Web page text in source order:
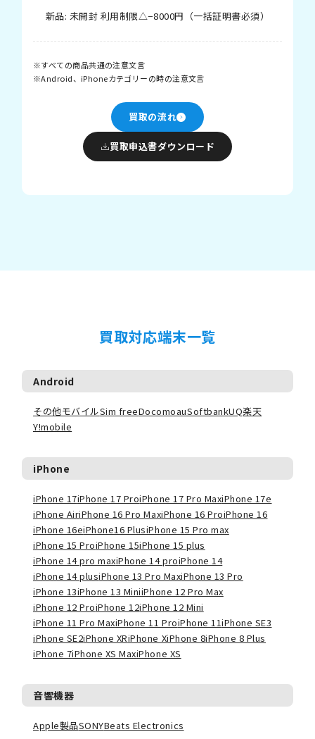
新品: 未開封 利用制限△−8000円（一括証明書必須）
すべての商品共通の注意文言
Android、iPhoneカテゴリーの時の注意文言
買取の流れ
買取申込書ダウンロード
買取対応端末一覧
Android
その他モバイルSim freeDocomoauSoftbankUQ楽天
Y!mobile
iPhone
iPhone 17iPhone 17 ProiPhone 17 Pro MaxiPhone 17e
iPhone AiriPhone 16 Pro MaxiPhone 16 ProiPhone 16
iPhone 16eiPhone16 PlusiPhone 15 Pro max
iPhone 15 ProiPhone 15iPhone 15 plus
iPhone 14 pro maxiPhone 14 proiPhone 14
iPhone 14 plusiPhone 13 Pro MaxiPhone 13 Pro
iPhone 13iPhone 13 MiniiPhone 12 Pro Max
iPhone 12 ProiPhone 12iPhone 12 Mini
iPhone 11 Pro MaxiPhone 11 ProiPhone 11iPhone SE3
iPhone SE2iPhone XRiPhone XiPhone 8iPhone 8 Plus
iPhone 7iPhone XS MaxiPhone XS
音響機器
Apple製品SONYBeats Electronics